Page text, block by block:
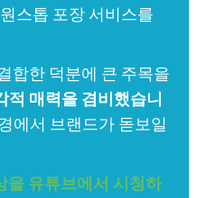
스톱 포장 서비스를
합한 덕분에 큰 주목을
적 매력을 겸비했습니
에서 브랜드가 돋보일
을 유튜브에서 시청하